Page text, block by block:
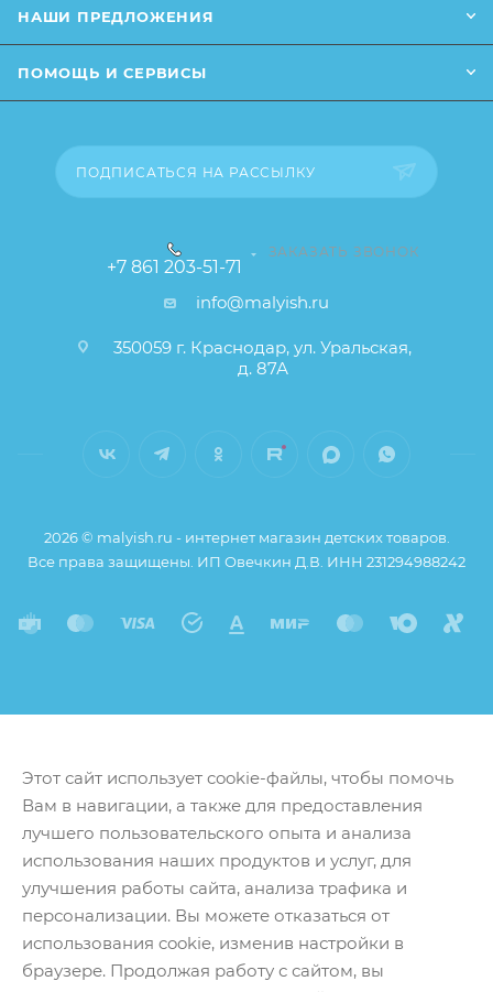
не влияющие на основные потребительские
потребительские свойства и иные существенные
НАШИ ПРЕДЛОЖЕНИЯ
ПОМОЩЬ И СЕРВИСЫ
ПОДПИСАТЬСЯ НА РАССЫЛКУ
+7 861 203-51-71
ЗАКАЗАТЬ ЗВОНОК
info@malyish.ru
350059 г. Краснодар, ул. Уральская,
д. 87А
2026 © malyish.ru - интернет магазин детских товаров.
Все права защищены. ИП Овечкин Д.В. ИНН 231294988242
Этот сайт использует cookie-файлы, чтобы помочь
Вам в навигации, а также для предоставления
лучшего пользовательского опыта и анализа
использования наших продуктов и услуг, для
улучшения работы сайта, анализа трафика и
персонализации. Вы можете отказаться от
использования cookie, изменив настройки в
браузере. Продолжая работу с сайтом, вы